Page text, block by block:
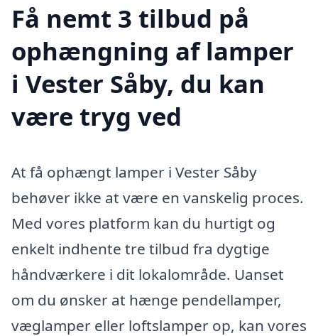
Få nemt 3 tilbud på
ophængning af lamper
i Vester Såby, du kan
være tryg ved
At få ophængt lamper i Vester Såby
behøver ikke at være en vanskelig proces.
Med vores platform kan du hurtigt og
enkelt indhente tre tilbud fra dygtige
håndværkere i dit lokalområde. Uanset
om du ønsker at hænge pendellamper,
væglamper eller loftslamper op, kan vores